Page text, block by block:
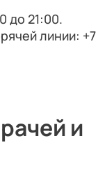
до 21:00.
линии: +7
и